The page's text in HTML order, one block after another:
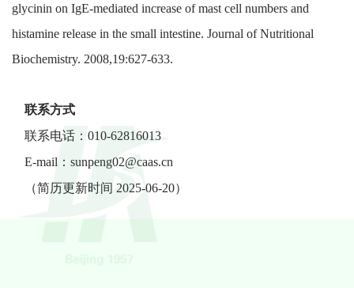
glycinin on IgE-mediated increase of mast cell numbers and
histamine release in the small intestine. Journal of Nutritional
Biochemistry. 2008,19:627-633.
联系方式
联系电话：010-62816013
E-mail：sunpeng02@caas.cn
（简历更新时间 2025-06-20）